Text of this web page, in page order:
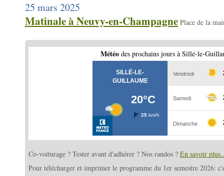
25 mars 2025
Matinale à Neuvy-en-Champagne Place de la
Météo des prochains jours à Sillé-le-
Co-voiturage ? Tester avant d'adhérer ? Nos randos ? En savoir
Pour télécharger et imprimer le programme du 1er semestre 2026: